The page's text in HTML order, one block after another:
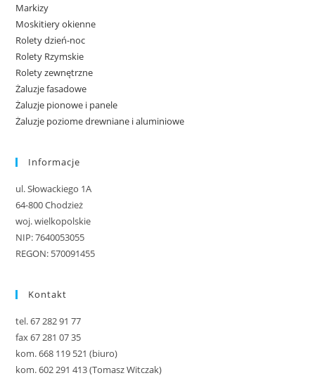
Markizy
Moskitiery okienne
Rolety dzień-noc
Rolety Rzymskie
Rolety zewnętrzne
Żaluzje fasadowe
Żaluzje pionowe i panele
Żaluzje poziome drewniane i aluminiowe
Informacje
ul. Słowackiego 1A
64-800 Chodzież
woj. wielkopolskie
NIP: 7640053055
REGON: 570091455
Kontakt
tel. 67 282 91 77
fax 67 281 07 35
kom. 668 119 521 (biuro)
kom. 602 291 413 (Tomasz Witczak)